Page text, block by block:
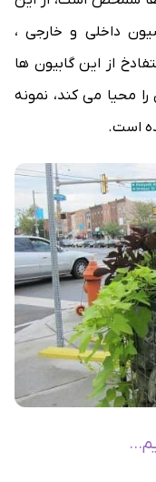
داخلی و خارجی ،
از این گابیون ها
محیا می کند، نمونه
است.